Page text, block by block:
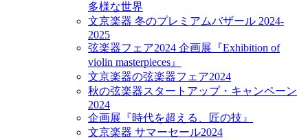
多様な世界
文京楽器 冬のプレミアムバザール 2024-
2025
弦楽器フェア2024 企画展『Exhibition of
violin masterpieces』
文京楽器の弦楽器フェア2024
秋の弦楽器スタートアップ・キャンペーン
2024
企画展『時代を超える、匠の技』
文京楽器 サマーセール2024